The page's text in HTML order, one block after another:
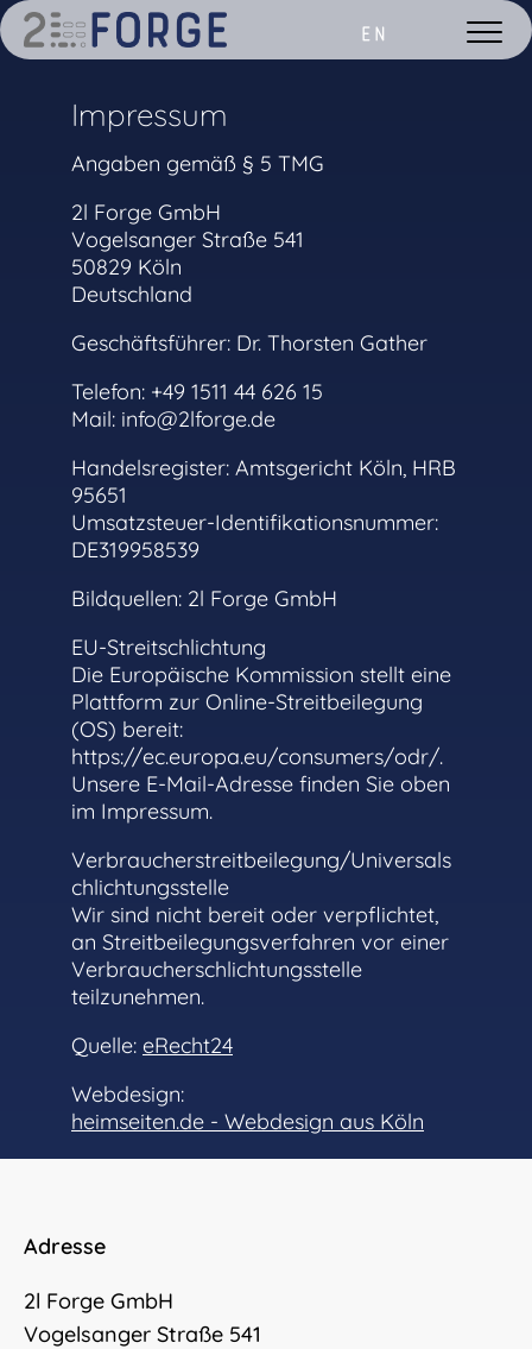
EN
Impressum
Angaben gemäß § 5 TMG
2l Forge GmbH
Vogelsanger Straße 541
50829 Köln
Deutschland
Geschäftsführer: Dr. Thorsten Gather
Telefon: +49 1511 44 626 15
Mail: info@2lforge.de
Handelsregister: Amtsgericht Köln, HRB
95651
Umsatzsteuer-Identifikationsnummer:
DE319958539
Bildquellen: 2l Forge GmbH
EU-Streitschlichtung
Die Europäische Kommission stellt eine
Plattform zur Online-Streitbeilegung
(OS) bereit:
https://ec.europa.eu/consumers/odr/.
Unsere E-Mail-Adresse finden Sie oben
im Impressum.
Verbraucher­streit­beilegung/Universal­s
chlichtungs­stelle
Wir sind nicht bereit oder verpflichtet,
an Streitbeilegungsverfahren vor einer
Verbraucherschlichtungsstelle
teilzunehmen.
Quelle: eRecht24
Webdesign:
heimseiten.de - Webdesign aus Köln
Adresse
2l Forge GmbH
Vogelsanger Straße 541